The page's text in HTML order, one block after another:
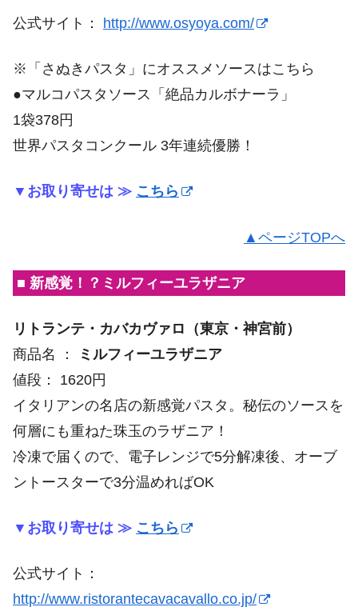
公式サイト： http://www.osyoya.com/
※「さぬきパスタ」にオススメソースはこちら
●マルコパスタソース「絶品カルボナーラ」
1袋378円
世界パスタコンクール 3年連続優勝！
▼お取り寄せは ≫ こちら
▲ページTOPへ
■ 新感覚！？ミルフィーユラザニア
リトランテ・カバカヴァロ（東京・神宮前）
商品名 ：
ミルフィーユラザニア
値段： 1620円
イタリアンの名店の新感覚パスタ。秘伝のソースを
何層にも重ねた珠玉のラザニア！
冷凍で届くので、電子レンジで5分解凍後、オーブ
ントースターで3分温めればOK
▼お取り寄せは ≫ こちら
公式サイト：
http://www.ristorantecavacavallo.co.jp/